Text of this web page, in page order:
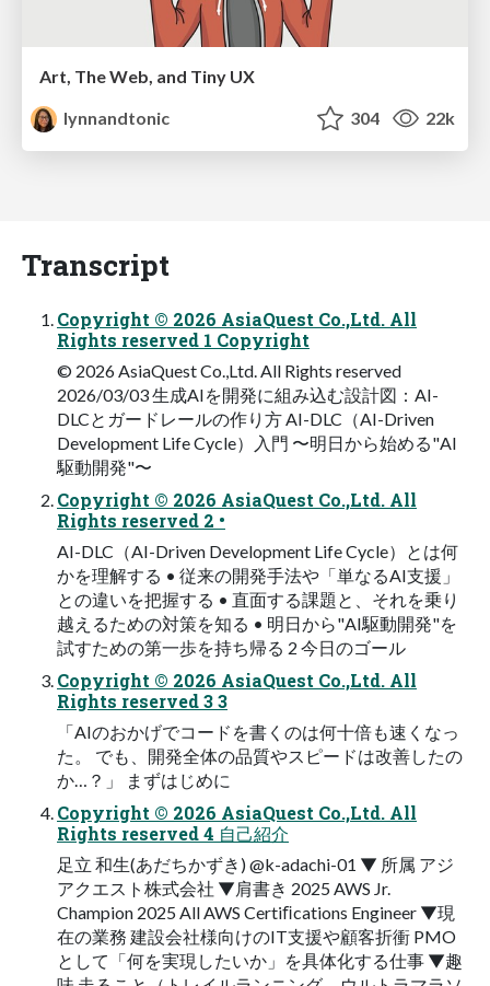
Art, The Web, and Tiny UX
lynnandtonic
304 22k
Transcript
Copyright © 2026 AsiaQuest Co.,Ltd. All
Rights reserved 1 Copyright
© 2026 AsiaQuest Co.,Ltd. All Rights reserved
2026/03/03 ⽣成AIを開発に組み込む設計図：AI-
DLCとガードレールの作り⽅ AI-DLC（AI-Driven
Development Life Cycle）⼊⾨ 〜明⽇から始める"AI
駆動開発"〜
Copyright © 2026 AsiaQuest Co.,Ltd. All
Rights reserved 2 •
AI-DLC（AI-Driven Development Life Cycle）とは何
かを理解する • 従来の開発⼿法や「単なるAI⽀援」
との違いを把握する • 直⾯する課題と、それを乗り
越えるための対策を知る • 明⽇から"AI駆動開発"を
試すための第⼀歩を持ち帰る 2 今⽇のゴール
Copyright © 2026 AsiaQuest Co.,Ltd. All
Rights reserved 3 3
「AIのおかげでコードを書くのは何⼗倍も速くなっ
た。 でも、開発全体の品質やスピードは改善したの
か…？」 まずはじめに
Copyright © 2026 AsiaQuest Co.,Ltd. All
Rights reserved 4 ⾃⼰紹介
⾜⽴ 和⽣(あだちかずき) @k-adachi-01 ▼ 所属 アジ
アクエスト株式会社 ▼肩書き 2025 AWS Jr.
Champion 2025 All AWS Certiﬁcations Engineer ▼現
在の業務 建設会社様向けのIT⽀援や顧客折衝 PMO
として「何を実現したいか」を具体化する仕事 ▼趣